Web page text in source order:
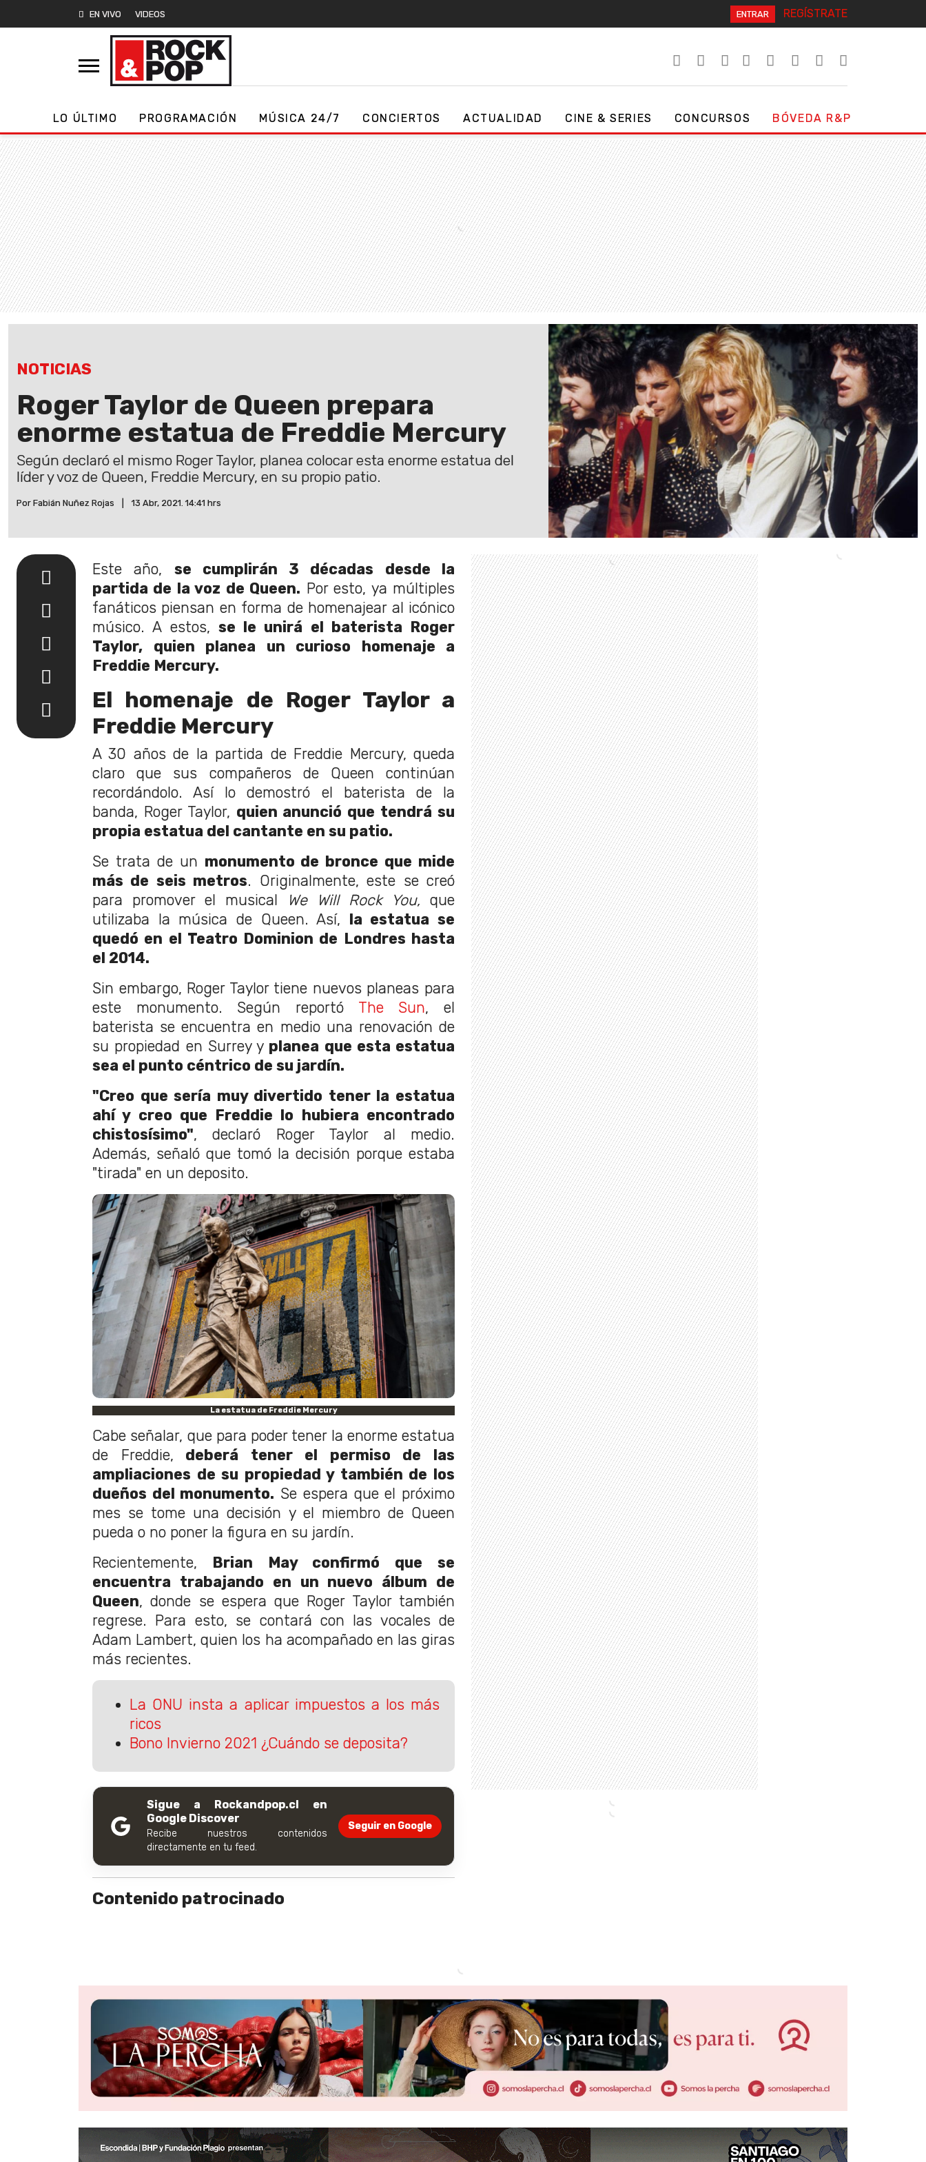
EN VIVO VIDEOS ENTRAR REGÍSTRATE
LO ÚLTIMO PROGRAMACIÓN MÚSICA 24/7 CONCIERTOS ACTUALIDAD CINE & SERIES CONCURSOS BÓVEDA R&P
NOTICIAS
Roger Taylor de Queen prepara
enorme estatua de Freddie Mercury
Según declaró el mismo Roger Taylor, planea colocar esta enorme estatua del
líder y voz de Queen, Freddie Mercury, en su propio patio.
Por Fabián Nuñez Rojas 13 Abr, 2021. 14:41 hrs
Este año, se cumplirán 3 décadas desde la
partida de la voz de Queen. Por esto, ya múltiples
fanáticos piensan en forma de homenajear al icónico
músico. A estos, se le unirá el baterista Roger
Taylor, quien planea un curioso homenaje a
Freddie Mercury.
El homenaje de Roger Taylor a
Freddie Mercury
A 30 años de la partida de Freddie Mercury, queda
claro que sus compañeros de Queen continúan
recordándolo. Así lo demostró el baterista de la
banda, Roger Taylor, quien anunció que tendrá su
propia estatua del cantante en su patio.
Se trata de un monumento de bronce que mide
más de seis metros. Originalmente, este se creó
para promover el musical
We Will Rock You, que
utilizaba la música de Queen. Así, la estatua se
quedó en el Teatro Dominion de Londres hasta
el 2014.
Sin embargo, Roger Taylor tiene nuevos planeas para
este monumento. Según reportó The Sun, el
baterista se encuentra en medio una renovación de
su propiedad en Surrey y planea que esta estatua
sea el punto céntrico de su jardín.
"Creo que sería muy divertido tener la estatua
ahí y creo que Freddie lo hubiera encontrado
chistosísimo", declaró Roger Taylor al medio.
Además, señaló que tomó la decisión porque estaba
"tirada" en un deposito.
La estatua de Freddie Mercury
Cabe señalar, que para poder tener la enorme estatua
de Freddie, deberá tener el permiso de las
ampliaciones de su propiedad y también de los
dueños del monumento. Se espera que el próximo
mes se tome una decisión y el miembro de Queen
pueda o no poner la figura en su jardín.
Recientemente, Brian May confirmó que se
encuentra trabajando en un nuevo álbum de
Queen, donde se espera que Roger Taylor también
regrese. Para esto, se contará con las vocales de
Adam Lambert, quien los ha acompañado en las giras
más recientes.
La ONU insta a aplicar impuestos a los más
ricos
Bono Invierno 2021 ¿Cuándo se deposita?
Sigue a Rockandpop.cl en
Google Discover
Recibe nuestros contenidos
directamente en tu feed.
Seguir en Google
Contenido patrocinado